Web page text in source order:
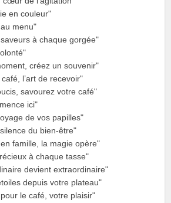
en couleur"
menu"
à chaque gorgée"
créez un souvenir"
l’art de recevoir"
savourez votre café"
ici"
de vos papilles"
du bien-être"
famille, la magie opère"
à chaque tasse"
devient extraordinaire"
depuis votre plateau"
le café, votre plaisir"